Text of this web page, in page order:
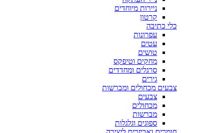
ניירות מיוחדים
קרטון
כלי כתיבה
עפרונות
עטים
טושים
מחקים וטיפקס
סרגלים ומחדדים
גירים
צבעים מכחולים ומברשות
צבעים
מכחולים
מברשות
ספוגים וגלגלות